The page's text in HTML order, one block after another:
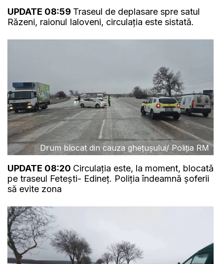
UPDATE 08:59 Traseul de deplasare spre satul
Răzeni, raionul Ialoveni, circulația este sistată.
Drum blocat din cauza ghețușului/ Poliția RM
UPDATE 08:20 Circulația este, la moment, blocatǎ
pe traseul Fetești- Edineț. Poliția îndeamnă șoferii
să evite zona